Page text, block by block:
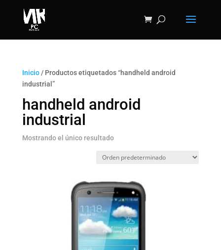
Inicio/ Productos etiquetados “handheld android
industrial”
handheld android
industrial
Mostrando el único resultado